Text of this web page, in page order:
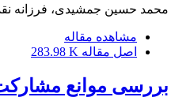
محمد حسین جمشیدی، فرزانه
مشاهده مقاله
اصل مقاله 283.98 K
بررسی موانع